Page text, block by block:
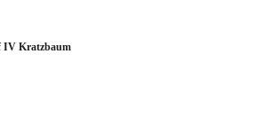
IV Kratzbaum